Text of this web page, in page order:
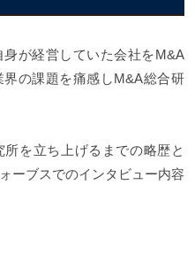
が経営していた会社をM&A
の課題を痛感しM&A総合研
を立ち上げるまでの略歴と
ーブスでのインタビュー内容